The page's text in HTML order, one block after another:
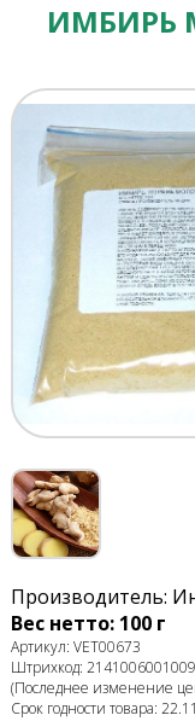
ИМБИРЬ
Производитель:
Вес нетто: 100 г
Артикул: VET00673
Штрихкод: 2141006001009
(Последнее изменение
Срок годности товара: